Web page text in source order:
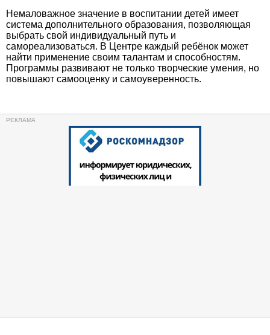
Немаловажное значение в воспитании детей имеет
система дополнительного образования, позволяющая
выбрать свой индивидуальный путь и
самореализоваться. В Центре каждый ребёнок может
найти применение своим талантам и способностям.
Программы развивают не только творческие умения, но
повышают самооценку и самоуверенность.